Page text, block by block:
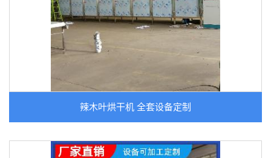
辣木叶烘干机 全套设备定制